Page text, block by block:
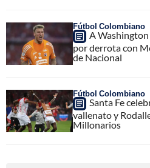
Fútbol Colombiano
A
por derrota con
de Nacional
Fútbol Colombiano
Santa Fe
vallenato y
Millonarios